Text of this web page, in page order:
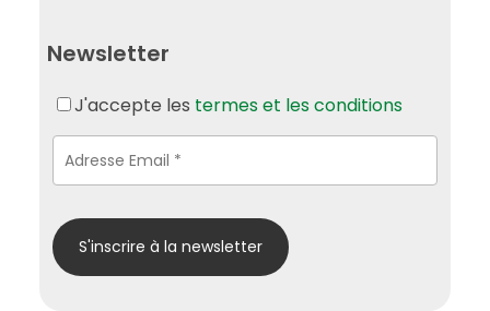
Newsletter
J'accepte les termes et les conditions